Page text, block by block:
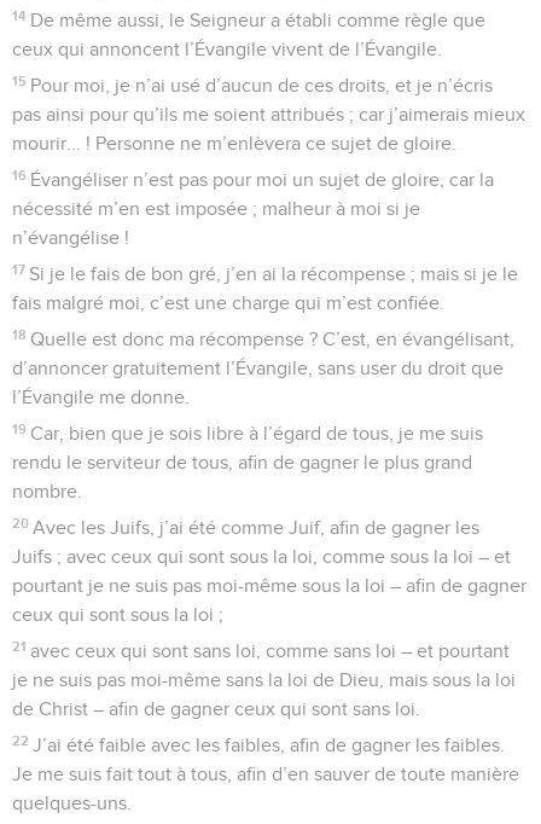
14 De même aussi, le Seigneur a établi comme règle que
ceux qui annoncent l’Évangile vivent de l’Évangile.
15 Pour moi, je n’ai usé d’aucun de ces droits, et je n’écris
pas ainsi pour qu’ils me soient attribués ; car j’aimerais mieux
mourir... ! Personne ne m’enlèvera ce sujet de gloire.
16 Évangéliser n’est pas pour moi un sujet de gloire, car la
nécessité m’en est imposée ; malheur à moi si je
n’évangélise !
17 Si je le fais de bon gré, j’en ai la récompense ; mais si je le
fais malgré moi, c’est une charge qui m’est confiée.
18 Quelle est donc ma récompense ? C’est, en évangélisant,
d’annoncer gratuitement l’Évangile, sans user du droit que
l’Évangile me donne.
19 Car, bien que je sois libre à l’égard de tous, je me suis
rendu le serviteur de tous, afin de gagner le plus grand
nombre.
20 Avec les Juifs, j’ai été comme Juif, afin de gagner les
Juifs ; avec ceux qui sont sous la loi, comme sous la loi – et
pourtant je ne suis pas moi-même sous la loi – afin de gagner
ceux qui sont sous la loi ;
21 avec ceux qui sont sans loi, comme sans loi – et pourtant
je ne suis pas moi-même sans la loi de Dieu, mais sous la loi
de Christ – afin de gagner ceux qui sont sans loi.
22 J’ai été faible avec les faibles, afin de gagner les faibles.
Je me suis fait tout à tous, afin d’en sauver de toute manière
quelques-uns.